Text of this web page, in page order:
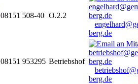
08151 508-40 O.2.2
berg.de
08151 953295 Betriebshof
berg.de